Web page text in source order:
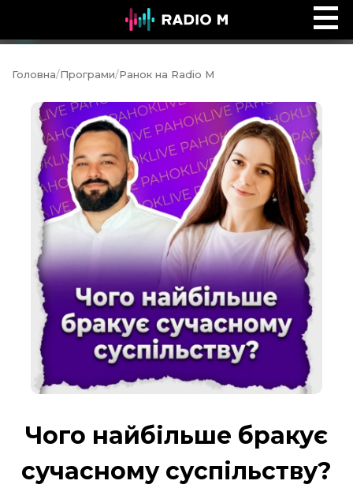
Ранок на Radio M
Головна/Програми/Ранок на Radio M
Чого найбільше бракує
сучасному суспільству?